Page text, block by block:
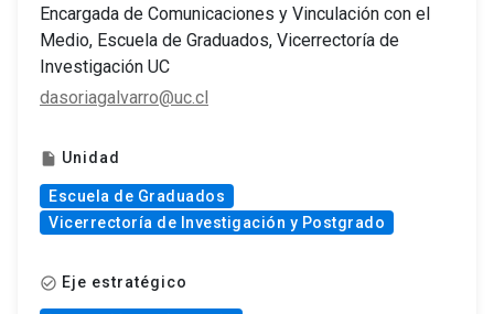
Encargada de Comunicaciones y Vinculación con el
Medio, Escuela de Graduados, Vicerrectoría de
Investigación UC
dasoriagalvarro@uc.cl
insert_drive_file Unidad
Escuela de Graduados
Vicerrectoría de Investigación y Postgrado
check_circle_outline Eje estratégico